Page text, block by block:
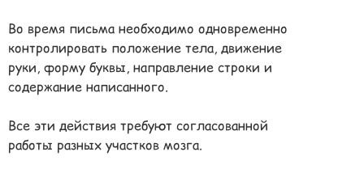
Во время письма необходимо одновременно
контролировать положение тела, движение
руки, форму буквы, направление строки и
содержание написанного.
Все эти действия требуют согласованной
работы разных участков мозга.